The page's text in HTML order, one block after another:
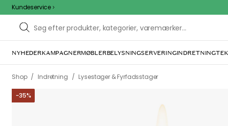
Kundeservice
NYHEDERKAMPAGNERMØBLERBELYSNINGSERVERINGINDRETNING
Shop / Indretning / Lysestager & Fyrfadsstager
-35%